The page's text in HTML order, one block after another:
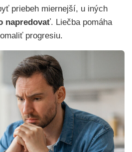
priebeh miernejší, u iných
napredovať. Liečba pomáha
progresiu.